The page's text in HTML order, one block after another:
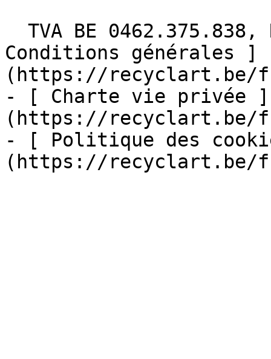
Conditions générales ]
(https://recyclart.be/
- [ Charte vie privée ]
(https://recyclart.be/
- [ Politique des